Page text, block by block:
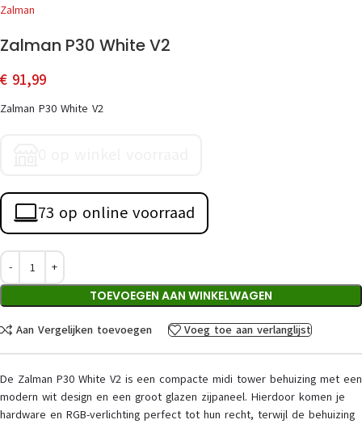
Zalman
Zalman P30 White V2
€ 91,99
Zalman P30 White V2
73 op online voorraad
TOEVOEGEN AAN WINKELWAGEN
Aan Vergelijken toevoegen Voeg toe aan verlanglijst
De Zalman P30 White V2 is een compacte midi tower behuizing met een
modern wit design en een groot glazen zijpaneel. Hierdoor komen je
hardware en RGB-verlichting perfect tot hun recht, terwijl de behuizing